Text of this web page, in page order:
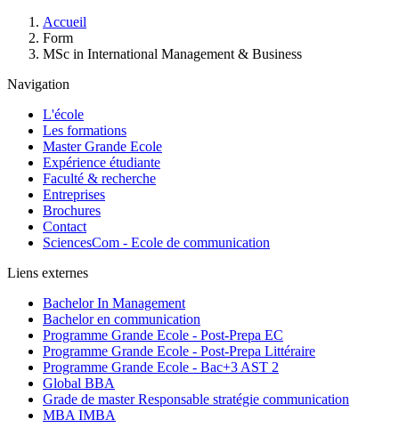
d'Ariane
Accueil
Form
MSc in International Management & Business
Navigation
L'école
Les formations
Master Grande Ecole
Expérience étudiante
Faculté & recherche
Entreprises
Brochures
Contact
SciencesCom - Ecole de communication
Liens externes
Bachelor In Management
Bachelor en communication
Programme Grande Ecole - Post-Prepa EC
Programme Grande Ecole - Post-Prepa Littéraire
Programme Grande Ecole - Bac+3 AST 2
Global BBA
Grade de master Responsable stratégie communication
MBA IMBA